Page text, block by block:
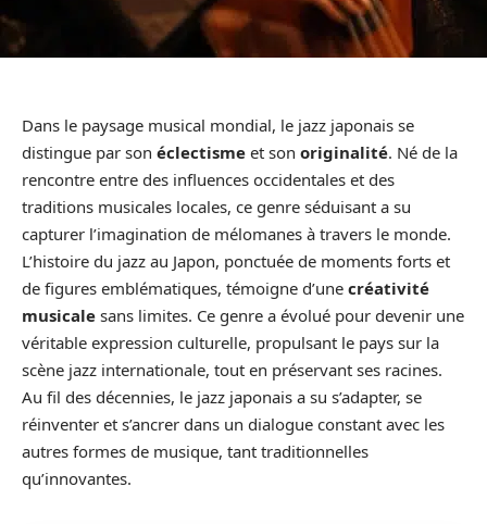
Dans le paysage musical mondial, le jazz japonais se
distingue par son éclectisme et son originalité. Né de la
rencontre entre des influences occidentales et des
traditions musicales locales, ce genre séduisant a su
capturer l’imagination de mélomanes à travers le monde.
L’histoire du jazz au Japon, ponctuée de moments forts et
de figures emblématiques, témoigne d’une créativité
musicale sans limites. Ce genre a évolué pour devenir une
véritable expression culturelle, propulsant le pays sur la
scène jazz internationale, tout en préservant ses racines.
Au fil des décennies, le jazz japonais a su s’adapter, se
réinventer et s’ancrer dans un dialogue constant avec les
autres formes de musique, tant traditionnelles
qu’innovantes.